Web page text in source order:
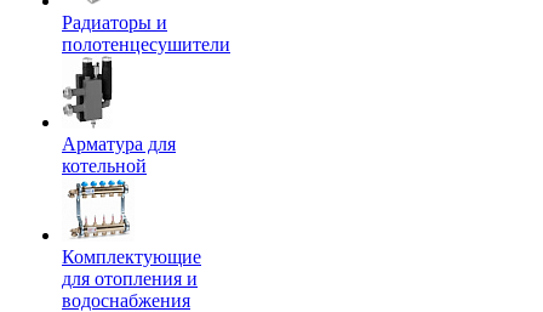
Радиаторы и
полотенцесушители
Арматура для
котельной
Комплектующие
для отопления и
водоснабжения